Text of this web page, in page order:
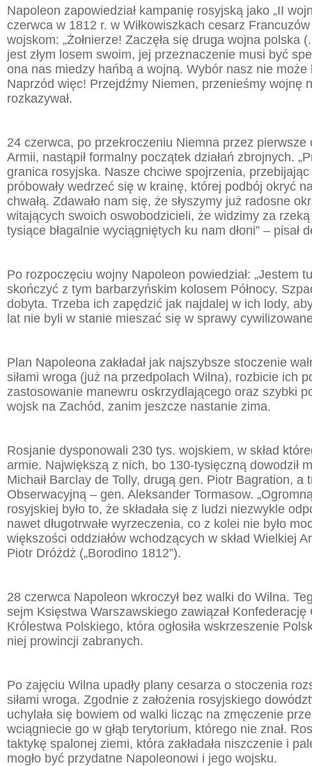
Napoleon zapowiedział kampanię rosyjską jako „II
czerwca w 1812 r. w Wiłkowiszkach cesarz
wojskom: „Żołnierze! Zaczęła się druga wojna polska
jest złym losem swoim, jej przeznaczenie musi być
ona nas miedzy hańbą a wojną. Wybór nasz nie może
Naprzód więc! Przejdźmy Niemen, przenieśmy wojnę
rozkazywał.
24 czerwca, po przekroczeniu Niemna przez pierwsze
Armii, nastąpił formalny początek działań zbrojnych.
granica rosyjska. Nasze chciwe spojrzenia,
próbowały wedrzeć się w krainę, której podbój okryć
chwałą. Zdawało nam się, że słyszymy już radosne
witających swoich oswobodzicieli, że widzimy za
tysiące błagalnie wyciągniętych ku nam dłoni” – pisał
Po rozpoczęciu wojny Napoleon powiedział: „Jestem
skończyć z tym barbarzyńskim kolosem Północy.
dobyta. Trzeba ich zapędzić jak najdalej w ich lody,
lat nie byli w stanie mieszać się w sprawy
Plan Napoleona zakładał jak najszybsze stoczenie
siłami wroga (już na przedpolach Wilna), rozbicie ich
zastosowanie manewru oskrzydlającego oraz szybki
wojsk na Zachód, zanim jeszcze nastanie zima.
Rosjanie dysponowali 230 tys. wojskiem, w skład
armie. Największą z nich, bo 130-tysięczną dowodził
Michaił Barclay de Tolly, drugą gen. Piotr Bagration, a
Obserwacyjną – gen. Aleksander Tormasow.
rosyjskiej było to, że składała się z ludzi niezwykle
nawet długotrwałe wyrzeczenia, co z kolei nie było
większości oddziałów wchodzących w skład Wielkiej
Piotr Dróżdż („Borodino 1812”).
28 czerwca Napoleon wkroczył bez walki do Wilna.
sejm Księstwa Warszawskiego zawiązał Konfederację
Królestwa Polskiego, która ogłosiła wskrzeszenie
niej prowincji zabranych.
Po zajęciu Wilna upadły plany cesarza o stoczenia
siłami wroga. Zgodnie z założenia rosyjskiego
uchylała się bowiem od walki licząc na zmęczenie
wciągniecie go w głąb terytorium, którego nie znał.
taktykę spalonej ziemi, która zakładała niszczenie i
mogło być przydatne Napoleonowi i jego wojsku.